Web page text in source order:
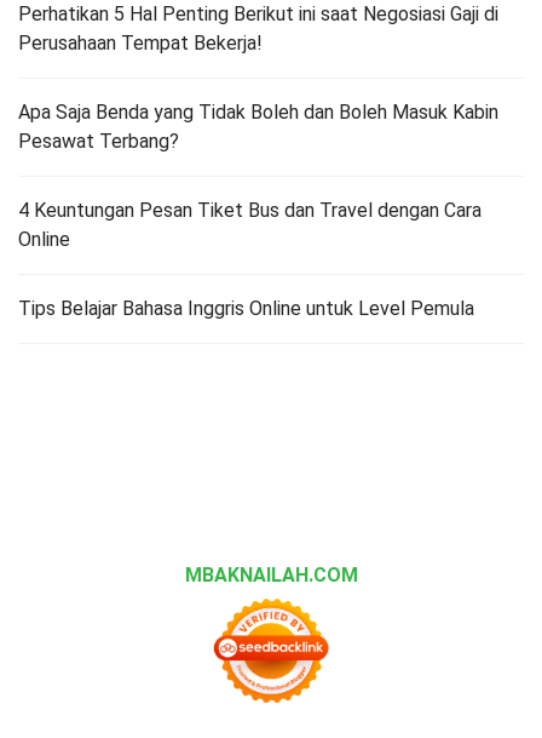
Perhatikan 5 Hal Penting Berikut ini saat Negosiasi Gaji di
Perusahaan Tempat Bekerja!
Apa Saja Benda yang Tidak Boleh dan Boleh Masuk Kabin
Pesawat Terbang?
4 Keuntungan Pesan Tiket Bus dan Travel dengan Cara
Online
Tips Belajar Bahasa Inggris Online untuk Level Pemula
MBAKNAILAH.COM